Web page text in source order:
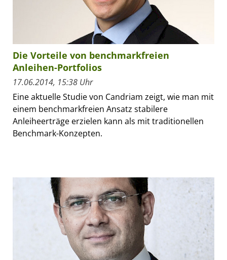
Die Vorteile von benchmarkfreien
Anleihen-Portfolios
17.06.2014, 15:38 Uhr
Eine aktuelle Studie von Candriam zeigt, wie man mit
einem benchmarkfreien Ansatz stabilere
Anleiheerträge erzielen kann als mit traditionellen
Benchmark-Konzepten.